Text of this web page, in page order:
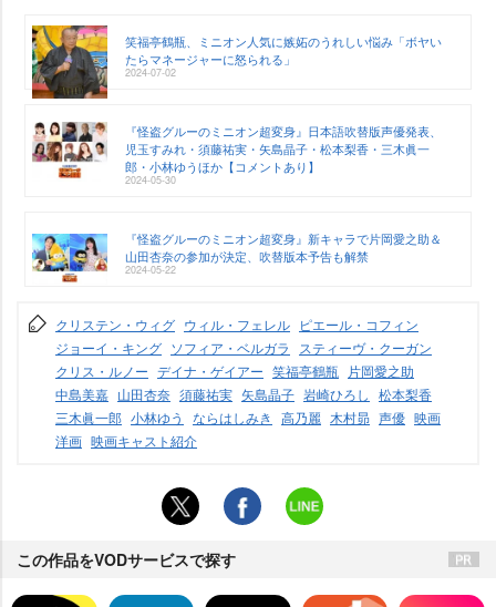
笑福亭鶴瓶、ミニオン人気に嫉妬のうれしい悩み「ボヤい
たらマネージャーに怒られる」
2024-07-02
『怪盗グルーのミニオン超変身』日本語吹替版声優発表、
児玉すみれ・須藤祐実・矢島晶子・松本梨香・三木眞一
郎・小林ゆうほか【コメントあり】
2024-05-30
『怪盗グルーのミニオン超変身』新キャラで片岡愛之助＆
山田杏奈の参加が決定、吹替版本予告も解禁
2024-05-22
クリステン・ウィグ ウィル・フェレル ピエール・コフィン
ジョーイ・キング ソフィア・ベルガラ
スティーヴ・クーガン
クリス・ルノー デイナ・ゲイアー 笑福亭鶴瓶
片岡愛之助
中島美嘉 山田杏奈 須藤祐実 矢島晶子 崎ひろし 松本梨香
三木眞一郎 小林ゆう ならはしみき 高乃麗 木村昴 声優 映画
洋画 映画キャスト紹介
この作品をVODサービスで探す